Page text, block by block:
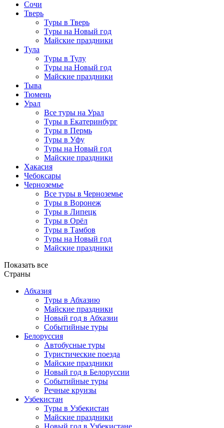
Сочи
Тверь
Туры в Тверь
Туры на Новый год
Майские праздники
Тула
Туры в Тулу
Туры на Новый год
Майские праздники
Тыва
Тюмень
Урал
Все туры на Урал
Туры в Екатеринбург
Туры в Пермь
Туры в Уфу
Туры на Новый год
Майские праздники
Хакасия
Чебоксары
Черноземье
Все туры в Черноземье
Туры в Воронеж
Туры в Липецк
Туры в Орёл
Туры в Тамбов
Туры на Новый год
Майские праздники
Показать все
Страны
Абхазия
Туры в Абхазию
Майские праздники
Новый год в Абхазии
Событийные туры
Белоруссия
Автобусные туры
Туристические поезда
Майские праздники
Новый год в Белоруссии
Событийные туры
Речные круизы
Узбекистан
Туры в Узбекистан
Майские праздники
Новый год в Узбекистане